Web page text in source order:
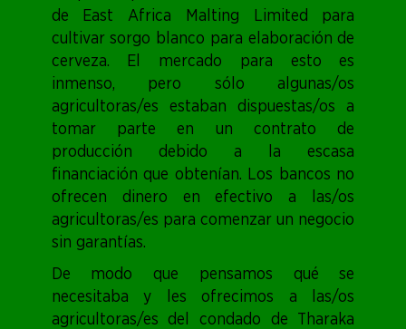
de East Africa Malting Limited para
cultivar sorgo blanco para elaboración de
cerveza. El mercado para esto es
inmenso, pero sólo algunas/os
agricultoras/es estaban dispuestas/os a
tomar parte en un contrato de
producción debido a la escasa
financiación que obtenían. Los bancos no
ofrecen dinero en efectivo a las/os
agricultoras/es para comenzar un negocio
sin garantías.
De modo que pensamos qué se
necesitaba y les ofrecimos a las/os
agricultoras/es del condado de Tharaka